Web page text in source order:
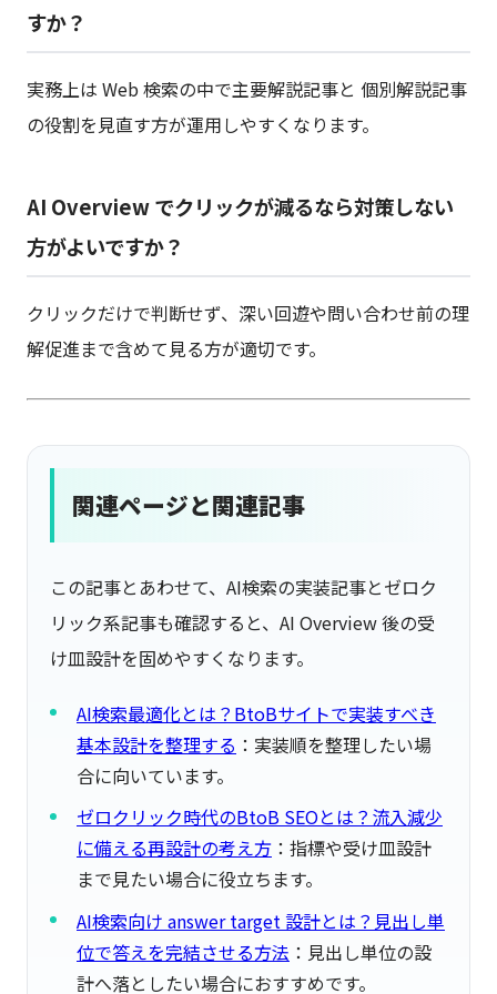
すか？
実務上は Web 検索の中で主要解説記事と 個別解説記事
の役割を見直す方が運用しやすくなります。
AI Overview でクリックが減るなら対策しない
方がよいですか？
クリックだけで判断せず、深い回遊や問い合わせ前の理
解促進まで含めて見る方が適切です。
関連ページと関連記事
この記事とあわせて、AI検索の実装記事とゼロク
リック系記事も確認すると、AI Overview 後の受
け皿設計を固めやすくなります。
AI検索最適化とは？BtoBサイトで実装すべき
基本設計を整理する ：実装順を整理したい場
合に向いています。
ゼロクリック時代のBtoB SEOとは？流入減少
に備える再設計の考え方 ：指標や受け皿設計
まで見たい場合に役立ちます。
AI検索向け answer target 設計とは？見出し単
位で答えを完結させる方法 ：見出し単位の設
計へ落としたい場合におすすめです。